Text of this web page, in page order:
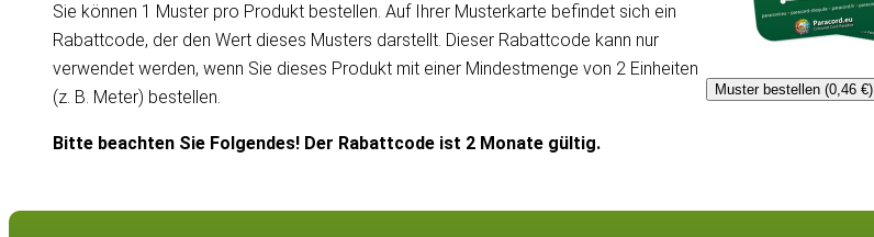
Sie können 1 Muster pro Produkt bestellen. Auf Ihrer Musterkarte befindet sich ein
Rabattcode, der den Wert dieses Musters darstellt. Dieser Rabattcode kann nur
verwendet werden, wenn Sie dieses Produkt mit einer Mindestmenge von 2 Einheiten
(z. B. Meter) bestellen.
Bitte beachten Sie Folgendes! Der Rabattcode ist 2 Monate gültig.
Muster bestellen (0,46 €)